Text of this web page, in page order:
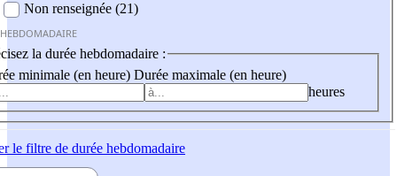
Non renseignée (21)
la durée hebdomadaire :
minimale (en heure) Durée maximale (en heure)
heures
le filtre de durée hebdomadaire